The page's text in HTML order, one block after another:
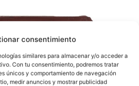
consentimiento
similares para almacenar y/o acceder a
Con tu consentimiento, podremos tratar
únicos y comportamiento de navegación
medir anuncios y mostrar publicidad